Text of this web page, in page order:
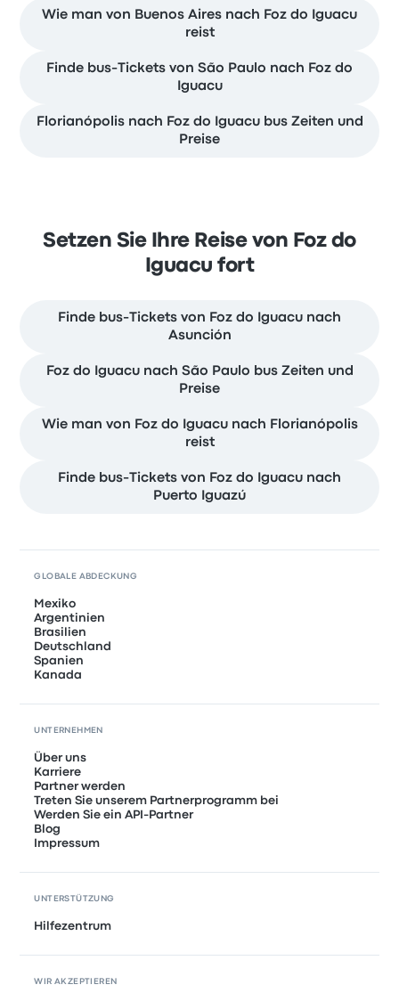
Wie man von Buenos Aires nach Foz do Iguacu
reist
Finde bus-Tickets von São Paulo nach Foz do
Iguacu
Florianópolis nach Foz do Iguacu bus Zeiten und
Preise
Setzen Sie Ihre Reise von Foz do
Iguacu fort
Finde bus-Tickets von Foz do Iguacu nach
Asunción
Foz do Iguacu nach São Paulo bus Zeiten und
Preise
Wie man von Foz do Iguacu nach Florianópolis
reist
Finde bus-Tickets von Foz do Iguacu nach
Puerto Iguazú
GLOBALE ABDECKUNG
Mexiko
Argentinien
Brasilien
Deutschland
Spanien
Kanada
UNTERNEHMEN
Über uns
Karriere
Partner werden
Treten Sie unserem Partnerprogramm bei
Werden Sie ein API-Partner
Blog
Impressum
UNTERSTÜTZUNG
Hilfezentrum
WIR AKZEPTIEREN